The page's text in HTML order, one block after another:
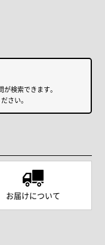
が検索できます。
さい。
お届けについて